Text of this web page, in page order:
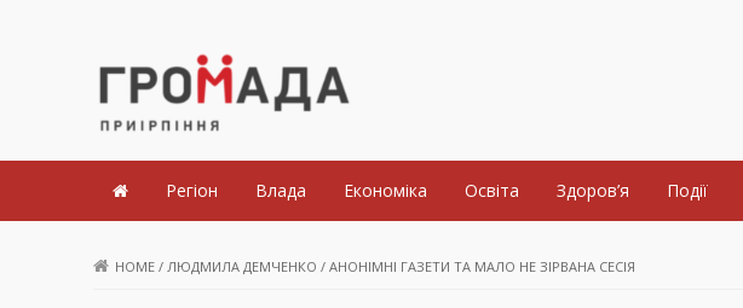
Громада Приірпіння
Регіон Влада Економіка Освіта Здоров’я Події
HOME / ЛЮДМИЛА ДЕМЧЕНКО / АНОНІМНІ ГАЗЕТИ ТА МАЛО НЕ ЗІРВАНА СЕСІЯ